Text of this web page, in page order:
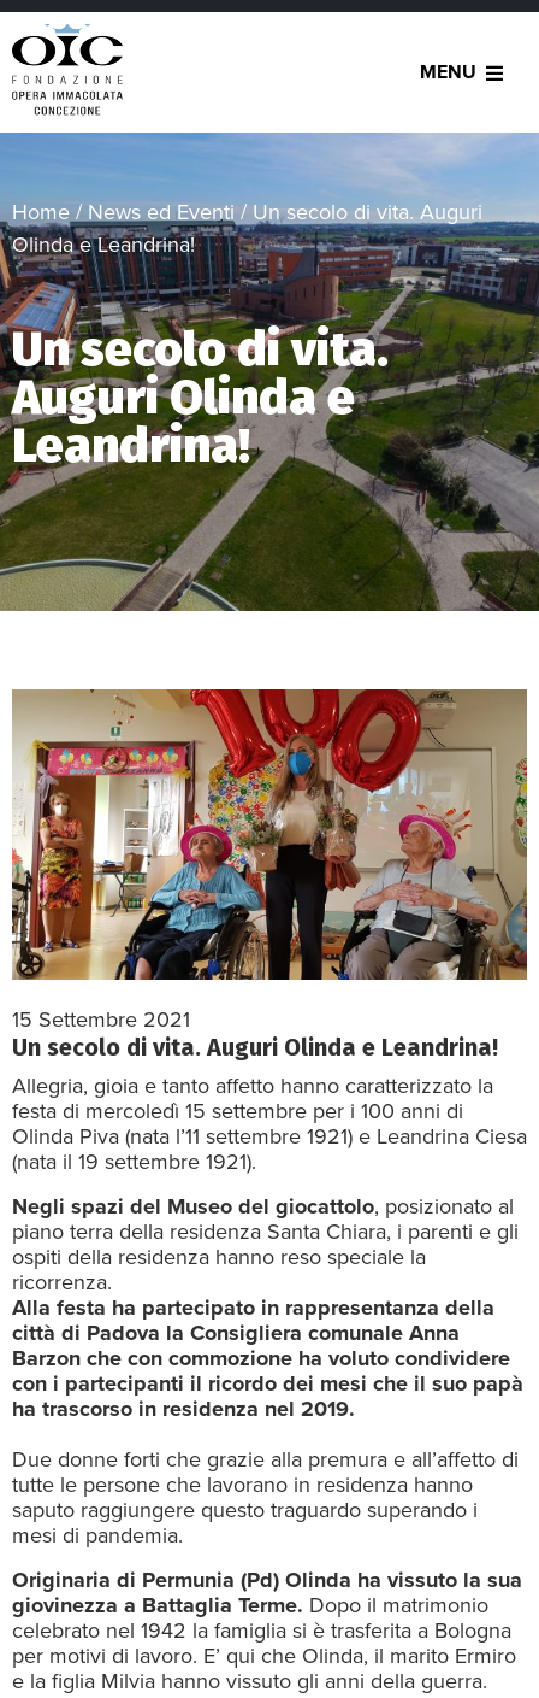
MENU
Home / News ed Eventi/ Un secolo di vita. Auguri
Olinda e Leandrina!
Un secolo di vita.
Auguri Olinda e
Leandrina!
15 Settembre 2021
Un secolo di vita. Auguri Olinda e Leandrina!
Allegria, gioia e tanto affetto hanno caratterizzato la
festa di mercoledì 15 settembre per i 100 anni di
Olinda Piva (nata l’11 settembre 1921) e Leandrina Ciesa
(nata il 19 settembre 1921).
Negli spazi del Museo del giocattolo, posizionato al
piano terra della residenza Santa Chiara, i parenti e gli
ospiti della residenza hanno reso speciale la
ricorrenza.
Alla festa ha partecipato in rappresentanza della
città di Padova la Consigliera comunale Anna
Barzon che con commozione ha voluto condividere
con i partecipanti il ricordo dei mesi che il suo papà
ha trascorso in residenza nel 2019.
Due donne forti che grazie alla premura e all’affetto di
tutte le persone che lavorano in residenza hanno
saputo raggiungere questo traguardo superando i
mesi di pandemia.
Originaria di Permunia (Pd) Olinda ha vissuto la sua
giovinezza a Battaglia Terme. Dopo il matrimonio
celebrato nel 1942 la famiglia si è trasferita a Bologna
per motivi di lavoro. E’ qui che Olinda, il marito Ermiro
e la figlia Milvia hanno vissuto gli anni della guerra.